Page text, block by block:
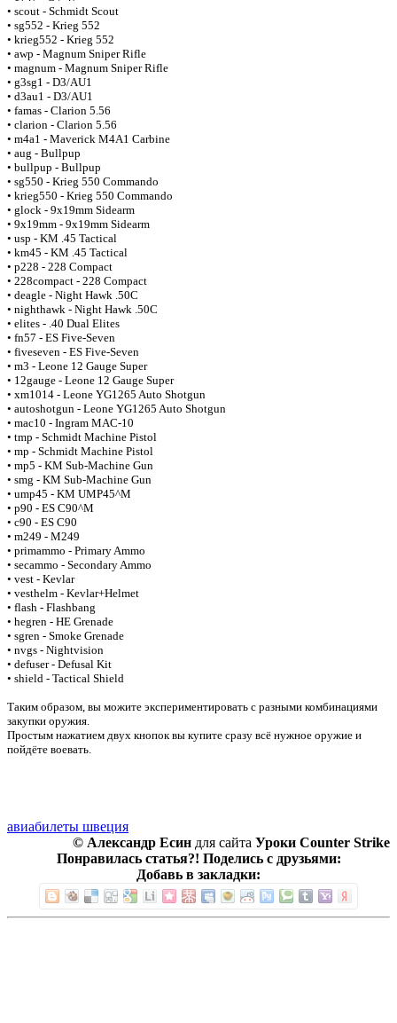
• scout - Schmidt Scout
• sg552 - Krieg 552
• krieg552 - Krieg 552
• awp - Magnum Sniper Rifle
• magnum - Magnum Sniper Rifle
• g3sg1 - D3/AU1
• d3au1 - D3/AU1
• famas - Clarion 5.56
• clarion - Clarion 5.56
• m4a1 - Maverick M4A1 Carbine
• aug - Bullpup
• bullpup - Bullpup
• sg550 - Krieg 550 Commando
• krieg550 - Krieg 550 Commando
• glock - 9x19mm Sidearm
• 9x19mm - 9x19mm Sidearm
• usp - KM .45 Tactical
• km45 - KM .45 Tactical
• p228 - 228 Compact
• 228compact - 228 Compact
• deagle - Night Hawk .50C
• nighthawk - Night Hawk .50C
• elites - .40 Dual Elites
• fn57 - ES Five-Seven
• fiveseven - ES Five-Seven
• m3 - Leone 12 Gauge Super
• 12gauge - Leone 12 Gauge Super
• xm1014 - Leone YG1265 Auto Shotgun
• autoshotgun - Leone YG1265 Auto Shotgun
• mac10 - Ingram MAC-10
• tmp - Schmidt Machine Pistol
• mp - Schmidt Machine Pistol
• mp5 - KM Sub-Machine Gun
• smg - KM Sub-Machine Gun
• ump45 - KM UMP45^M
• p90 - ES C90^M
• c90 - ES C90
• m249 - M249
• primammo - Primary Ammo
• secammo - Secondary Ammo
• vest - Kevlar
• vesthelm - Kevlar+Helmet
• flash - Flashbang
• hegren - HE Grenade
• sgren - Smoke Grenade
• nvgs - Nightvision
• defuser - Defusal Kit
• shield - Tactical Shield
Таким образом, вы можите экспериментировать с разными комбинациями
закупки оружия.
Простым нажатием двух кнопок вы купите сразу всё нужное оружие и
пойдёте воевать.
авиабилеты швеция
© Александр Есин для сайта Уроки Counter Strike
Понравилась статья?! Поделись с друзьями:
Добавь в закладки: